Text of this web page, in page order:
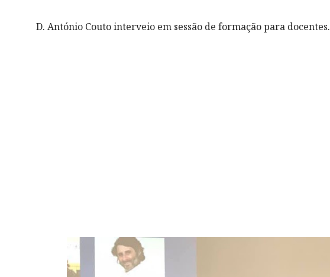
D. António Couto interveio em sessão de formação para docentes.